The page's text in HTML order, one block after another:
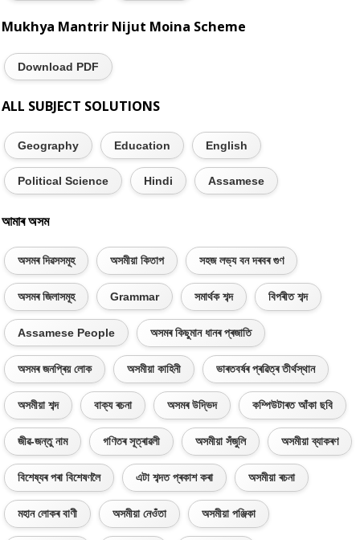
Mukhya Mantrir Nijut Moina Scheme
Download PDF
ALL SUBJECT SOLUTIONS
Geography Education English
Political Science Hindi Assamese
আমাৰ অসম
অসমৰ দিৱসসমূহ অসমীয়া কিতাপ সহজ লভ্য বন দৰবৰ গুণ
অসমৰ জিলাসমূহ Grammar সমাৰ্থক শব্দ বিপৰীত শব্দ
Assamese People অসমৰ কিছুমান ধানৰ প্ৰজাতি
অসমৰ জনপ্ৰিয় লোক অসমীয়া কাহিনী ভাৰতবৰ্ষৰ প্ৰৱিত্ৰ তীৰ্থস্থান
অসমীয়া শব্দ বাক্য ৰচনা অসমৰ উদ্ভিদ কম্পিউটাৰত আঁকা ছবি
জীৱ-জন্তু নাম গণিতৰ সূত্ৰাৱলী অসমীয়া সঁজুলি অসমীয়া ব্যাকৰণ
বিশেষ্যৰ পৰা বিশেষণলৈ এটা শব্দত প্ৰকাশ কৰা অসমীয়া ৰচনা
মহান লোকৰ বাণী অসমীয়া নেওঁতা অসমীয়া পঞ্জিকা